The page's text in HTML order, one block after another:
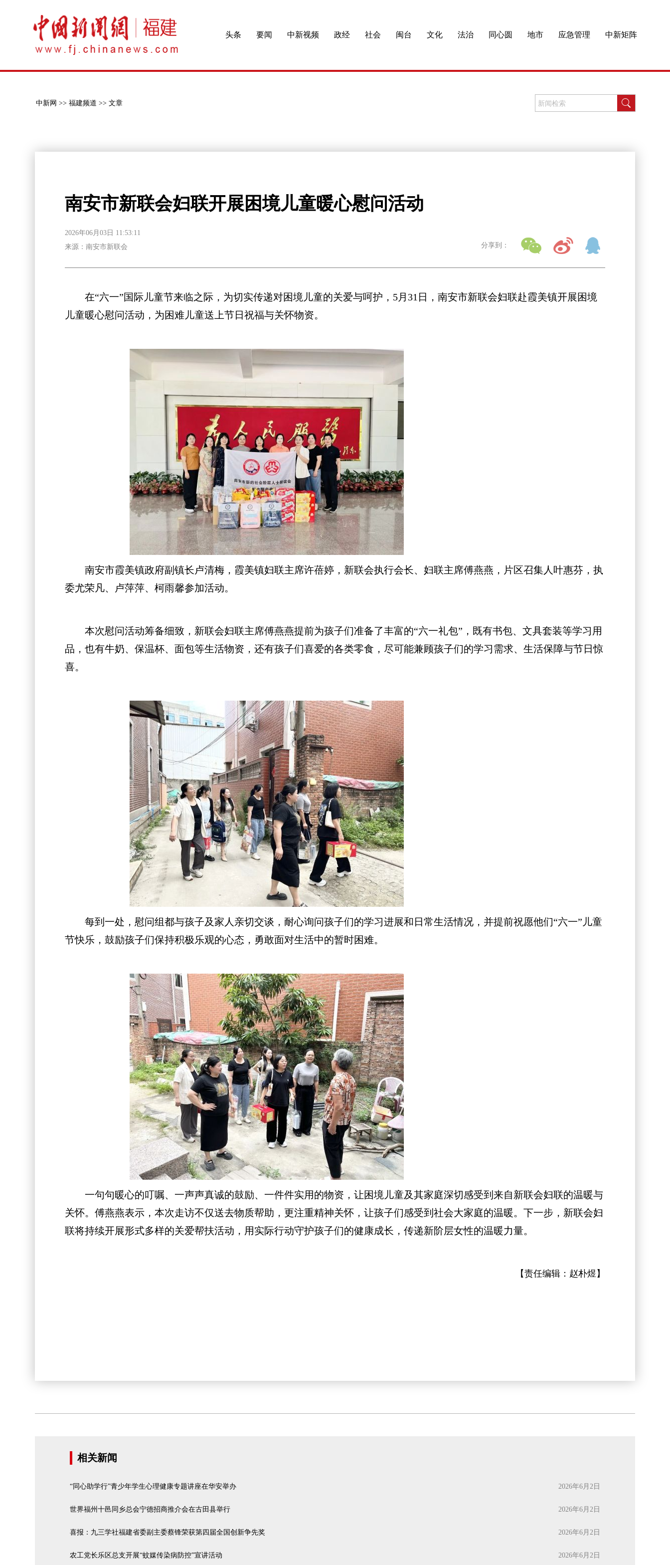
头条 要闻 中新视频 政经 社会 闽台 文化 法治 同心圆 地市 应急管理 中新矩阵
中新网 >> 福建频道 >> 文章
南安市新联会妇联开展困境儿童暖心慰问活动
2026年06月03日 11:53:11
来源：南安市新联会
分享到：
在“六一”国际儿童节来临之际，为切实传递对困境儿童的关爱与呵护，5月31日，南安市新联会妇联赴霞美镇开展困境
儿童暖心慰问活动，为困难儿童送上节日祝福与关怀物资。
南安市霞美镇政府副镇长卢清梅，霞美镇妇联主席许蓓婷，新联会执行会长、妇联主席傅燕燕，片区召集人叶惠芬，执
委尤荣凡、卢萍萍、柯雨馨参加活动。
本次慰问活动筹备细致，新联会妇联主席傅燕燕提前为孩子们准备了丰富的“六一礼包”，既有书包、文具套装等学习用
品，也有牛奶、保温杯、面包等生活物资，还有孩子们喜爱的各类零食，尽可能兼顾孩子们的学习需求、生活保障与节日惊
喜。
每到一处，慰问组都与孩子及家人亲切交谈，耐心询问孩子们的学习进展和日常生活情况，并提前祝愿他们“六一”儿童
节快乐，鼓励孩子们保持积极乐观的心态，勇敢面对生活中的暂时困难。
一句句暖心的叮嘱、一声声真诚的鼓励、一件件实用的物资，让困境儿童及其家庭深切感受到来自新联会妇联的温暖与
关怀。傅燕燕表示，本次走访不仅送去物质帮助，更注重精神关怀，让孩子们感受到社会大家庭的温暖。下一步，新联会妇
联将持续开展形式多样的关爱帮扶活动，用实际行动守护孩子们的健康成长，传递新阶层女性的温暖力量。
【责任编辑： 赵朴煜 】
相关新闻
“同心助学行”青少年学生心理健康专题讲座在华安举办 2026年6月2日
世界福州十邑同乡总会宁德招商推介会在古田县举行 2026年6月2日
喜报：九三学社福建省委副主委蔡锋荣获第四届全国创新争先奖 2026年6月2日
农工党长乐区总支开展“蚊媒传染病防控”宣讲活动 2026年6月2日